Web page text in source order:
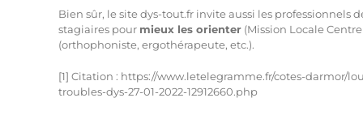
Bien sûr, le site dys-tout.fr invite aussi les professionnels
stagiaires pour mieux les orienter (Mission Locale
(orthophoniste, ergothérapeute, etc.).
[1] Citation : https://www.letelegramme.fr/cotes-darmor/
troubles-dys-27-01-2022-12912660.php